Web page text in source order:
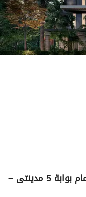
شقة 140 متر فى المستقبل سيتى أمام بوابة 5 مدينتى –